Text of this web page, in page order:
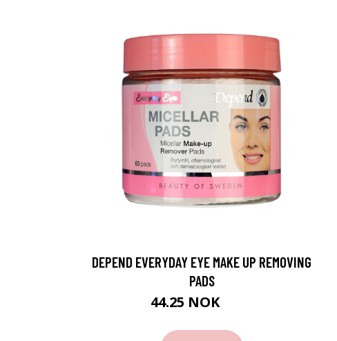
DEPEND EVERYDAY EYE MAKE UP REMOVING
PADS
44.25 NOK